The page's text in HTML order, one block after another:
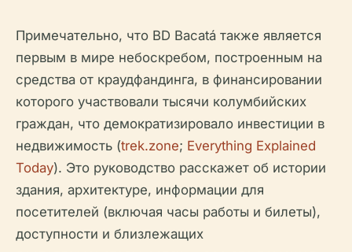
Примечательно, что BD Bacatá также является
первым в мире небоскребом, построенным на
средства от краудфандинга, в финансировании
которого участвовали тысячи колумбийских
граждан, что демократизировало инвестиции в
недвижимость (trek.zone; Everything Explained
Today). Это руководство расскажет об истории
здания, архитектуре, информации для
посетителей (включая часы работы и билеты),
доступности и близлежащих